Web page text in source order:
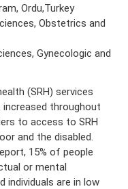
Ordu,Turkey
Obstetrics and
Gynecologic and
(SRH) services
throughout
to access to SRH
and the disabled.
15% of people
or mental
individuals are in low